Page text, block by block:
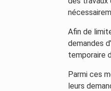
Afin de
demandes
temporaire
Parmi ces
leurs